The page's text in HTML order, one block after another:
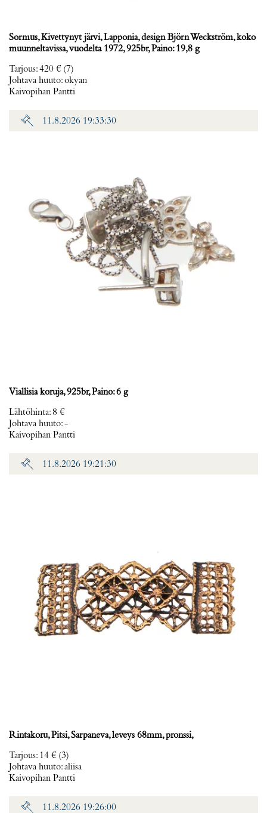
Sormus, Kivettynyt järvi, Lapponia, design Björn Weckström, koko
muunneltavissa, vuodelta 1972, 925br, Paino: 19,8 g
Tarjous:420 € (7)
Johtava huuto:okyan
Kaivopihan Pantti
11.8.2026 19:33:30
Viallisia koruja, 925br, Paino: 6 g
Lähtöhinta:8 €
Johtava huuto:-
Kaivopihan Pantti
11.8.2026 19:21:30
Rintakoru, Pitsi, Sarpaneva, leveys 68mm, pronssi,
Tarjous: 14 € (3)
Johtava huuto:aliisa
Kaivopihan Pantti
11.8.2026 19:26:00